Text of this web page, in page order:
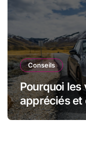
Conseils
Pourquoi les
appréciés et
modèle